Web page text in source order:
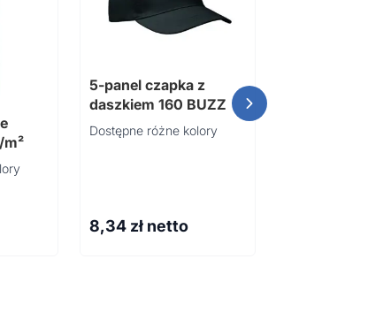
5-panel czapka z
daszkiem 160 BUZZ
Dostępne różne kolory
8,34 zł netto